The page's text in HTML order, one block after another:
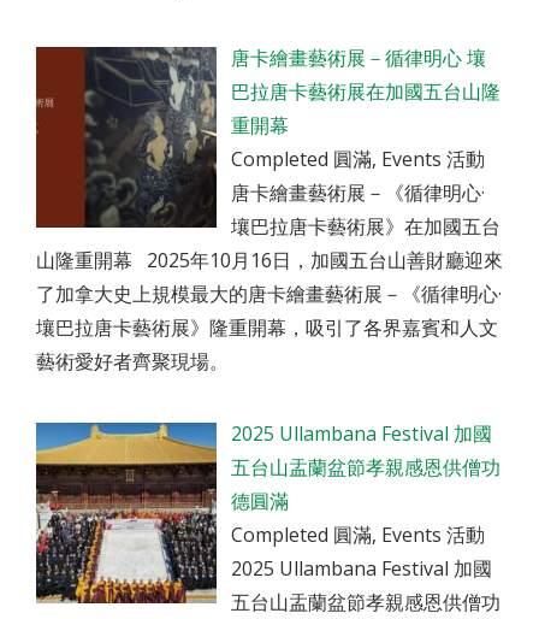
唐卡繪畫藝術展－循律明心 壤
巴拉唐卡藝術展在加國五台山隆
重開幕
Completed 圓滿, Events 活動
唐卡繪畫藝術展－《循律明心·
壤巴拉唐卡藝術展》在加國五台
山隆重開幕 2025年10月16日，加國五台山善財廳迎來
了加拿大史上規模最大的唐卡繪畫藝術展－《循律明心·
壤巴拉唐卡藝術展》隆重開幕，吸引了各界嘉賓和人文
藝術愛好者齊聚現場。
2025 Ullambana Festival 加國
五台山盂蘭盆節孝親感恩供僧功
德圓滿
Completed 圓滿, Events 活動
2025 Ullambana Festival 加國
五台山盂蘭盆節孝親感恩供僧功